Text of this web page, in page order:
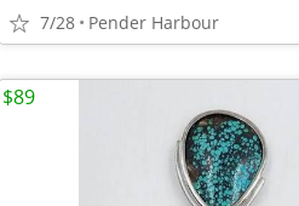
7/28 Pender Harbour
$89